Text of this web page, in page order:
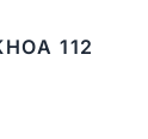
112